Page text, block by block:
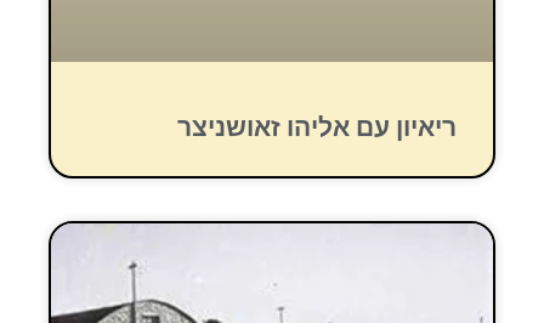
ריאיון עם אליהו זאושניצר